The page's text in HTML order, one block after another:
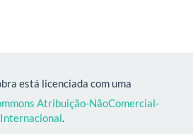
está licenciada com uma
Atribuição-NãoComercial-
.